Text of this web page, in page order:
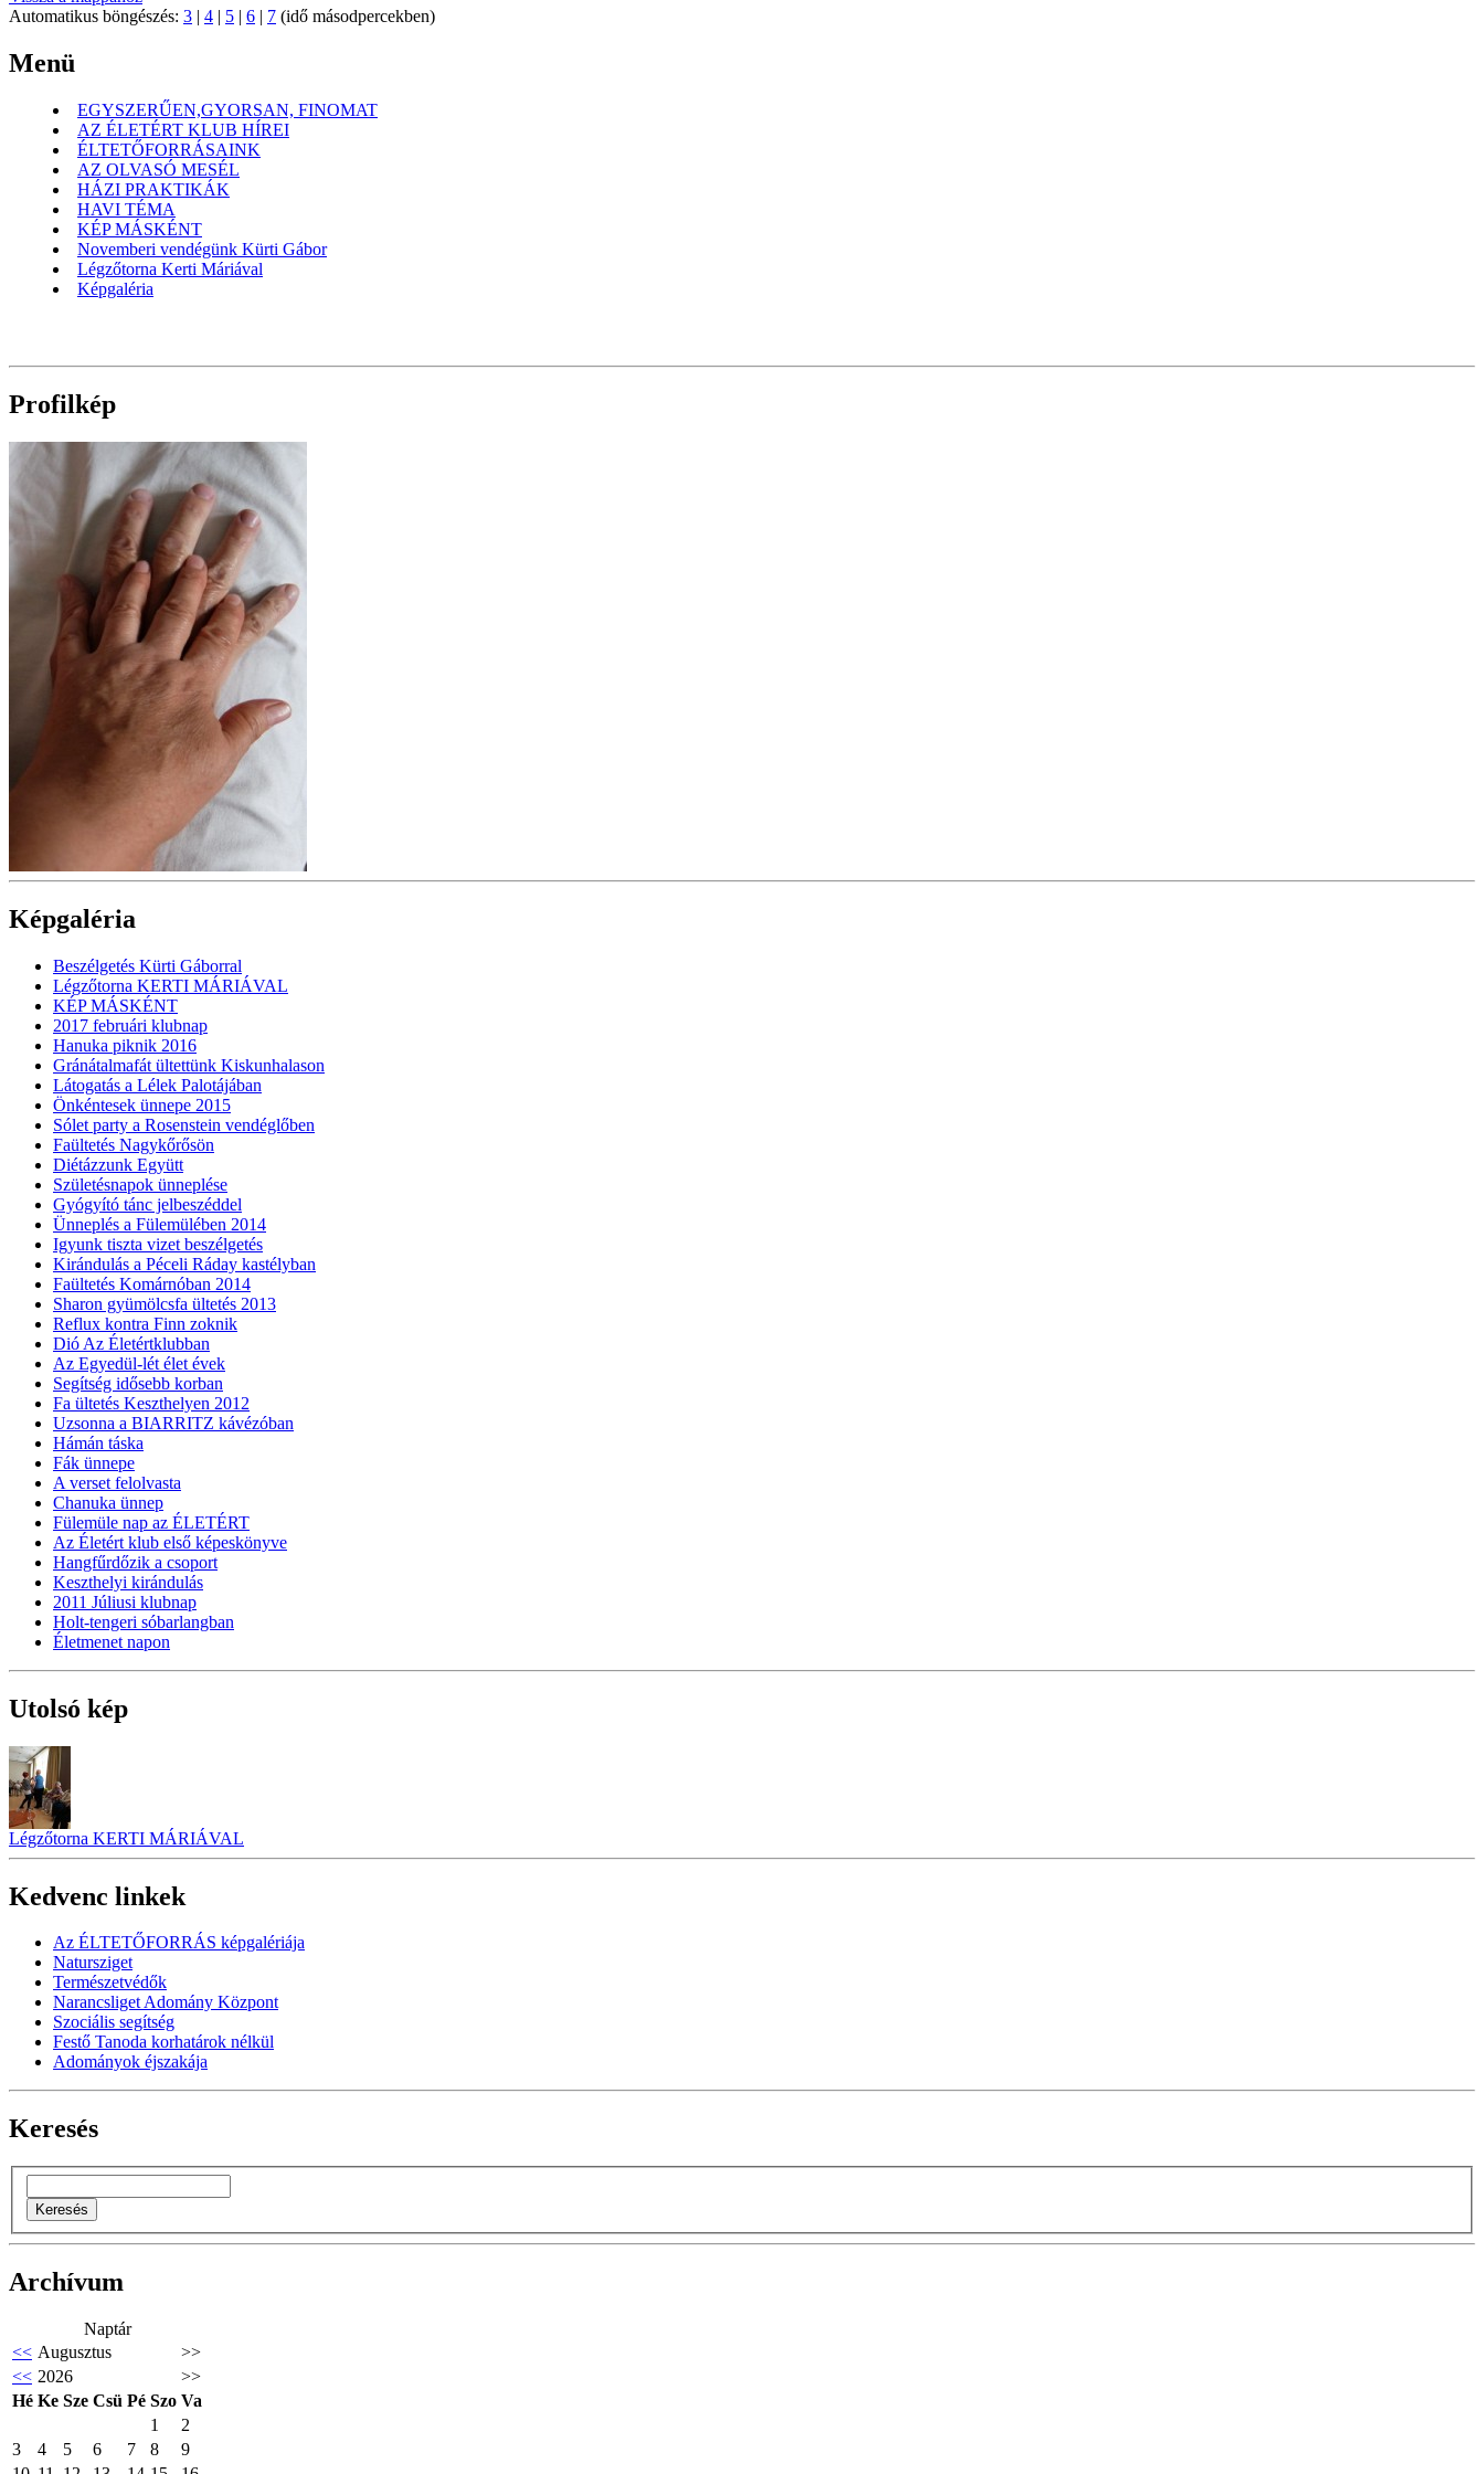
Automatikus böngészés: 3 | 4 | 5 | 6 | 7 (idő másodpercekben)
Menü
EGYSZERŰEN,GYORSAN, FINOMAT
AZ ÉLETÉRT KLUB HÍREI
ÉLTETŐFORRÁSAINK
AZ OLVASÓ MESÉL
HÁZI PRAKTIKÁK
HAVI TÉMA
KÉP MÁSKÉNT
Novemberi vendégünk Kürti Gábor
Légzőtorna Kerti Máriával
Képgaléria
Profilkép
Képgaléria
Beszélgetés Kürti Gáborral
Légzőtorna KERTI MÁRIÁVAL
KÉP MÁSKÉNT
2017 februári klubnap
Hanuka piknik 2016
Gránátalmafát ültettünk Kiskunhalason
Látogatás a Lélek Palotájában
Önkéntesek ünnepe 2015
Sólet party a Rosenstein vendéglőben
Faültetés Nagykőrősön
Diétázzunk Együtt
Születésnapok ünneplése
Gyógyító tánc jelbeszéddel
Ünneplés a Fülemülében 2014
Igyunk tiszta vizet beszélgetés
Kirándulás a Péceli Ráday kastélyban
Faültetés Komárnóban 2014
Sharon gyümölcsfa ültetés 2013
Reflux kontra Finn zoknik
Dió Az Életértklubban
Az Egyedül-lét élet évek
Segítség idősebb korban
Fa ültetés Keszthelyen 2012
Uzsonna a BIARRITZ kávézóban
Hámán táska
Fák ünnepe
A verset felolvasta
Chanuka ünnep
Fülemüle nap az ÉLETÉRT
Az Életért klub első képeskönyve
Hangfűrdőzik a csoport
Keszthelyi kirándulás
2011 Júliusi klubnap
Holt-tengeri sóbarlangban
Életmenet napon
Utolsó kép
Légzőtorna KERTI MÁRIÁVAL
Kedvenc linkek
Az ÉLTETŐFORRÁS képgalériája
Natursziget
Természetvédők
Narancsliget Adomány Központ
Szociális segítség
Festő Tanoda korhatárok nélkül
Adományok éjszakája
Keresés
Archívum
Naptár
<< Augusztus
>>
<< 2026
>>
Hé Ke Sze Csü Pé Szo Va
1
2
3
4 5 6 7 8
9